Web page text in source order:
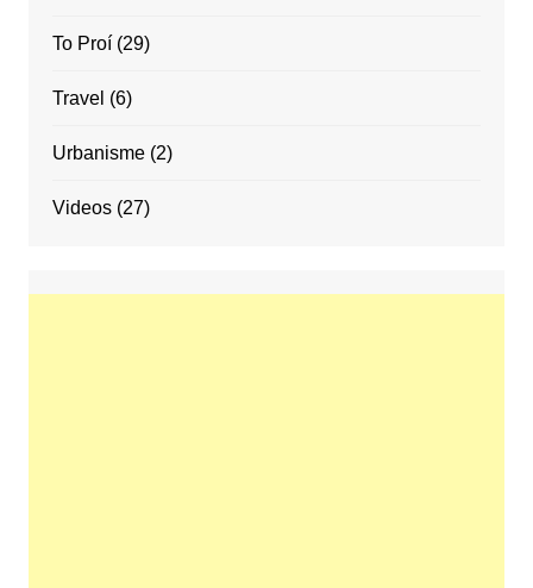
To Proí(29)
Travel (6)
Urbanisme(2)
Videos(27)